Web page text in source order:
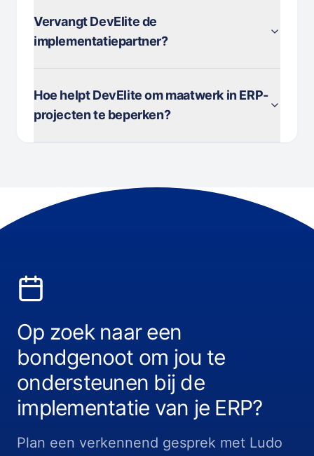
Vervangt DevElite de
implementatiepartner?
Hoe helpt DevElite om maatwerk in ERP-
projecten te beperken?
Op zoek naar een
bondgenoot om jou te
ondersteunen bij de
implementatie van je ERP?
Plan een verkennend gesprek met Ludo